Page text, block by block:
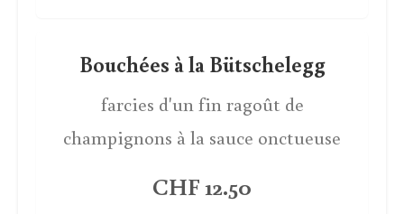
Bouchées à la Bütschelegg
farcies d'un fin ragoût de
champignons à la sauce onctueuse
CHF 12.50